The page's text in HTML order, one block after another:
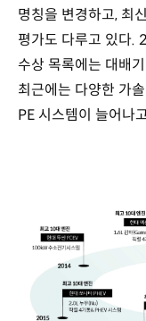
명칭을 변경하고, 최
평가도 다루고 있다.
수상 목록에는 대배
최근에는 다양한 가
PE 시스템이 늘어나